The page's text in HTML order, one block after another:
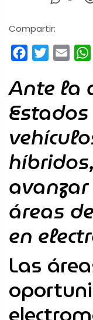
Compartir:
FacebookTwitterEmail
Ante la
áreas
en
Las